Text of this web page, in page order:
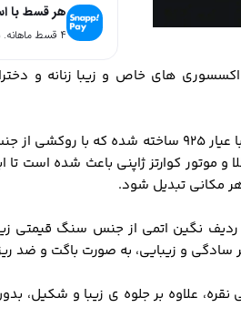
3
عدد
هر قسط با
۴ قسط ماهانه. بدون سود، چک و ضامن.
های خاص و زیبا زنانه و
این ساعت مچی نقره زیبا با عیار 925
و موتور کوارتز ژاپنی باعث شده است
هر مکانی تبدیل شود.
نگین اتمی از جنس سنگ قیمتی
سادگی و زیبایی، به صورت باگت و ضد
علاوه بر جلوه ی زیبا و شکیل،